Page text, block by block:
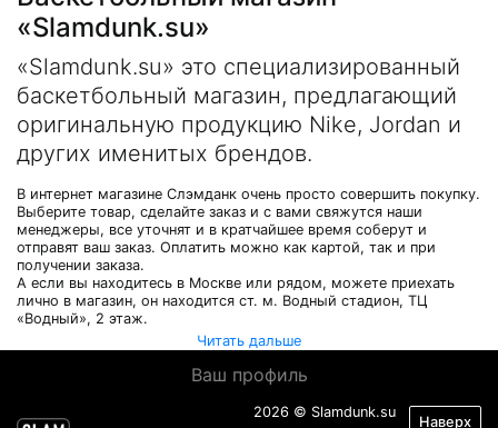
«Slamdunk.su»
«Slamdunk.su» это специализированный
баскетбольный магазин, предлагающий
оригинальную продукцию Nike, Jordan и
других именитых брендов.
В интернет магазине Слэмданк очень просто совершить покупку.
Выберите товар, сделайте заказ и с вами свяжутся наши
менеджеры, все уточнят и в кратчайшее время соберут и
отправят ваш заказ. Оплатить можно как картой, так и при
получении заказа.
А если вы находитесь в Москве или рядом, можете приехать
лично в магазин, он находится ст. м. Водный стадион, ТЦ
«Водный», 2 этаж.
Читать дальше
Ваш профиль
Наверх
2026 © Slamdunk.su